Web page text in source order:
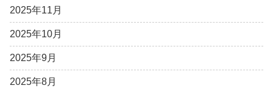
2025年11月
2025年10月
2025年9月
2025年8月